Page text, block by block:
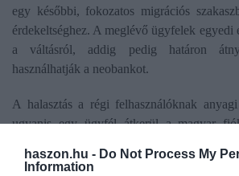
haszon.hu - Do Not Process My
Information
egy későbbi, fokozatos migrációs
érdekeltséghez. A meglévő ügyfelek egyedi
a váltásról, addig pedig határon
használhatják a neobankot.
A halasztás a régi felhasználóknak
ugyanis egy ügyfél átkerül a magyar
kénytelen lesz felszámítani a hazai
tranzakciós illetékeket, így a várakozási idő